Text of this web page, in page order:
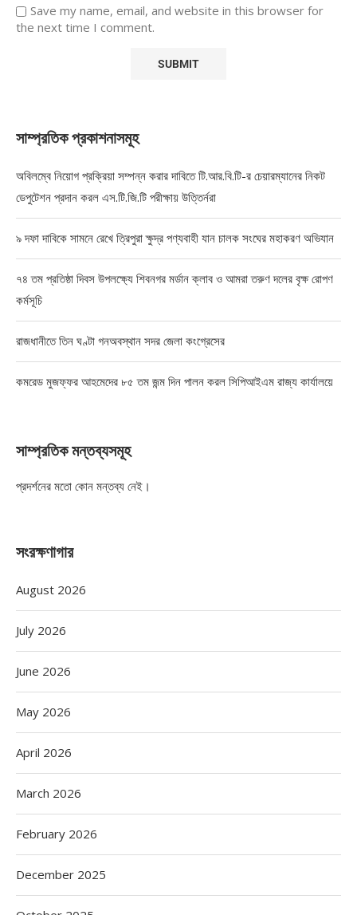
Save my name, email, and website in this browser for
the next time I comment.
সাম্প্রতিক প্রকাশনাসমূহ
অবিলম্বে নিয়োগ প্রক্রিয়া সম্পন্ন করার দাবিতে টি.আর.বি.টি-র চেয়ারম্যানের নিকট
ডেপুটেশন প্রদান করল এস.টি.জি.টি পরীক্ষায় উত্তির্নরা
৯ দফা দাবিকে সামনে রেখে ত্রিপুরা ক্ষুদ্র পণ্যবাহী যান চালক সংঘের মহাকরণ অভিযান
৭৪ তম প্রতিষ্ঠা দিবস উপলক্ষ্যে শিবনগর মর্ডান ক্লাব ও আমরা তরুণ দলের বৃক্ষ রোপণ
কর্মসূচি
রাজধানীতে তিন ঘণ্টা গনঅবস্থান সদর জেলা কংগ্রেসের
কমরেড মুজফ্ফর আহমেদের ৮৫ তম জন্ম দিন পালন করল সিপিআইএম রাজ্য কার্যালয়ে
সাম্প্রতিক মন্তব্যসমূহ
প্রদর্শনের মতো কোন মন্তব্য নেই।
সংরক্ষণাগার
August 2026
July 2026
June 2026
May 2026
April 2026
March 2026
February 2026
December 2025